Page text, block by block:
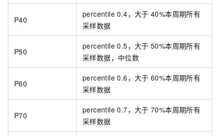
P40
percentile 0.4，大于 40%本周期所有
采样数据
P50
percentile 0.5，大于 50%本周期所有
采样数据，中位数
P60
percentile 0.6，大于 60%本周期所有
采样数据
P70
percentile 0.7，大于 70%本周期所有
采样数据